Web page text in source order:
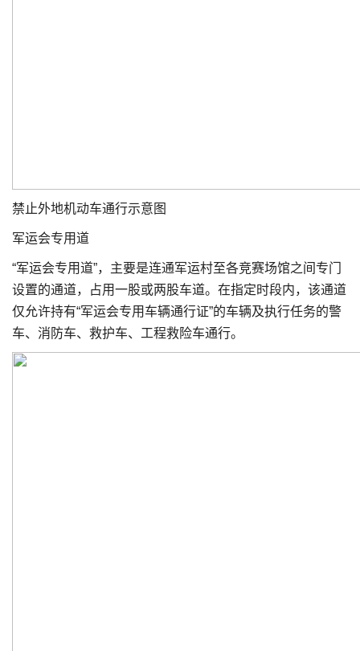
禁止外地机动车通行示意图
军运会专用道
“军运会专用道”，主要是连通军运村至各竞赛场馆之间专门
设置的通道，占用一股或两股车道。在指定时段内，该通道
仅允许持有“军运会专用车辆通行证”的车辆及执行任务的警
车、消防车、救护车、工程救险车通行。